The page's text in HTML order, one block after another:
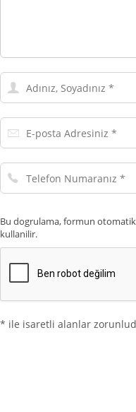
Adınız,
Soyadınız
E-
posta
Telefon
Numaranız
Bu dogrulama, formun
kullanilir.
* ile isaretli alanlar